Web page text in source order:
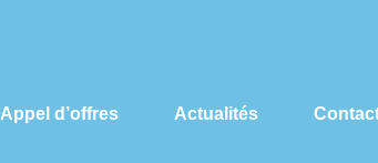
Appel d’offres Actualités